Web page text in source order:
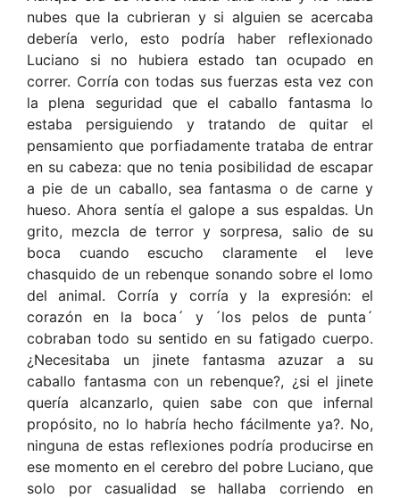
nubes que la cubrieran y si alguien se acercaba
debería verlo, esto podría haber reflexionado
Luciano si no hubiera estado tan ocupado en
correr. Corría con todas sus fuerzas esta vez con
la plena seguridad que el caballo fantasma lo
estaba persiguiendo y tratando de quitar el
pensamiento que porfiadamente trataba de entrar
en su cabeza: que no tenia posibilidad de escapar
a pie de un caballo, sea fantasma o de carne y
hueso. Ahora sentía el galope a sus espaldas. Un
grito, mezcla de terror y sorpresa, salio de su
boca cuando escucho claramente el leve
chasquido de un rebenque sonando sobre el lomo
del animal. Corría y corría y la expresión: el
corazón en la boca´ y ´los pelos de punta´
cobraban todo su sentido en su fatigado cuerpo.
¿Necesitaba un jinete fantasma azuzar a su
caballo fantasma con un rebenque?, ¿si el jinete
quería alcanzarlo, quien sabe con que infernal
propósito, no lo habría hecho fácilmente ya?. No,
ninguna de estas reflexiones podría producirse en
ese momento en el cerebro del pobre Luciano, que
solo por casualidad se hallaba corriendo en